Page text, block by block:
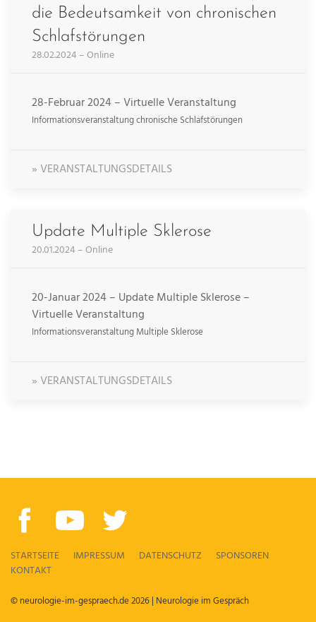
die Bedeutsamkeit von chronischen
Schlafstörungen
28.02.2024 – Online
28-Februar 2024 – Virtuelle Veranstaltung
Informationsveranstaltung chronische Schlafstörungen
» VERANSTALTUNGSDETAILS
Update Multiple Sklerose
20.01.2024 – Online
20-Januar 2024 – Update Multiple Sklerose –
Virtuelle Veranstaltung
Informationsveranstaltung Multiple Sklerose
» VERANSTALTUNGSDETAILS
STARTSEITE IMPRESSUM DATENSCHUTZ
SPONSOREN
KONTAKT
© neurologie-im-gespraech.de 2026 | Neurologie im Gespräch